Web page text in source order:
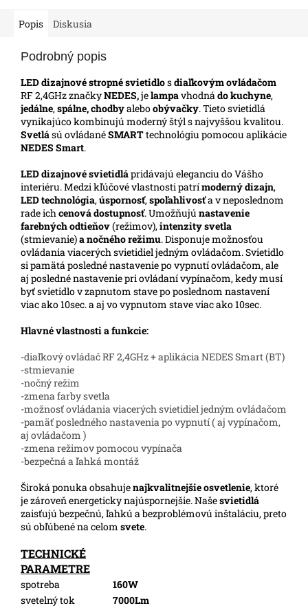
Popis Diskusia
Podrobný popis
LED dizajnové stropné svietidlosdiaľkovým ovládačom
RF 2,4GHz značkyNEDES,jelampavhodnádo kuchyne,
jedálne,spálne, chodbyaleboobývačky. Tieto svietidlá
vynikajúco kombinujú moderný štýl s najvyššou kvalitou.
Svetlású ovládanéSMARTtechnológiu pomocou aplikácie
NEDES Smart.
LEDdizajnové svietidlápridávajú eleganciu do Vášho
interiéru. Medzi kľúčové vlastnosti patrímoderný dizajn,
LED technológia,úspornosť,spoľahlivosťa v neposlednom
rade ichcenová dostupnosť. Umožňujú nastavenie
farebných odtieňov(režimov),intenzity svetla
(stmievanie)a nočného režimu. Disponuje možnosťou
ovládania viacerých svietidiel jedným ovládačom. Svietidlo
si pamätá posledné nastavenie po vypnutí ovládačom, ale
aj posledné nastavenie pri ovládaní vypínačom, kedy musí
byť svietidlo v zapnutom stave po poslednom nastavení
viac ako 10sec. a aj vo vypnutom stave viac ako 10sec.
Hlavné vlastnosti a funkcie:
-diaľkový ovládač RF 2,4GHz + aplikácia NEDES Smart (BT)
-stmievanie
-nočný režim
-zmena farby svetla
-možnosť ovládania viacerých svietidiel jedným ovládačom
-pamäť posledného nastavenia po vypnutí ( aj vypínačom,
aj ovládačom )
-zmena režimov pomocou vypínača
-bezpečná a ľahká montáž
Široká ponuka obsahujenajkvalitnejšie osvetlenie, ktoré
je zároveň energeticky najúspornejšie. Našesvietidlá
zaisťujú bezpečnú, ľahkú a bezproblémovú inštaláciu, preto
sú obľúbené na celom svete.
TECHNICKÉ
PARAMETRE
spotreba
160W
svetelný tok
7000Lm